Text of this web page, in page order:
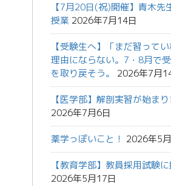
【7月20日(祝)開催】青木先
授業 2026年7月14日
【受験生へ】「まだ習って
理由にならない。7・8月で
を取り戻そう。
2026年7月
【医学部】解剖実習が始まり
2026年7月6日
薬学っぽいこと！ 2026年5
【教育学部】教員採用試験に
2026年5月17日